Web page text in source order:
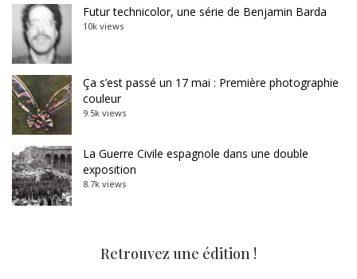
Futur technicolor, une série de Benjamin Barda
10k views
Ça s’est passé un 17 mai : Première photographie
couleur
9.5k views
La Guerre Civile espagnole dans une double
exposition
8.7k views
Retrouvez une édition !